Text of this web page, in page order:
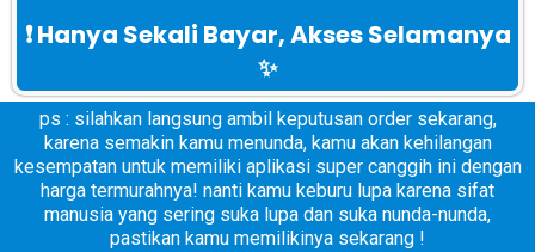
❗️ Hanya Sekali Bayar, Akses Selamanya
✨
ps : silahkan langsung ambil keputusan order sekarang,
karena semakin kamu menunda, kamu akan kehilangan
kesempatan untuk memiliki aplikasi super canggih ini dengan
harga termurahnya! nanti kamu keburu lupa karena sifat
manusia yang sering suka lupa dan suka nunda-nunda,
pastikan kamu memilikinya sekarang !